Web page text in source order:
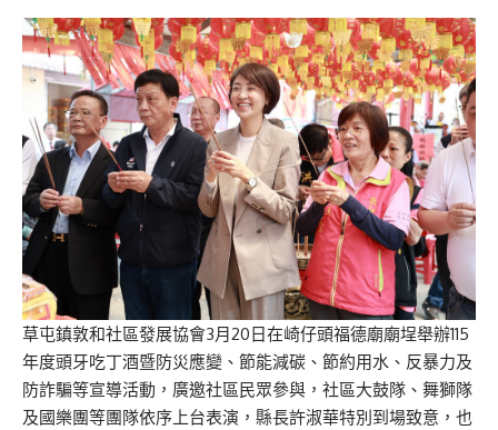
草屯鎮敦和社區發展協會3月20日在崎仔頭福德廟廟埕舉辦115
年度頭牙吃丁酒暨防災應變、節能減碳、節約用水、反暴力及
防詐騙等宣導活動，廣邀社區民眾參與，社區大鼓隊、舞獅隊
及國樂團等團隊依序上台表演，縣長許淑華特別到場致意，也